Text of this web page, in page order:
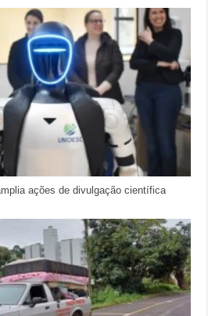
ações de divulgação científica